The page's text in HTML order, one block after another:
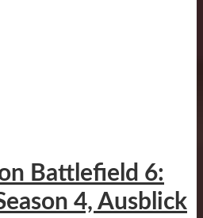
Battlefield 6:
4, Ausblick